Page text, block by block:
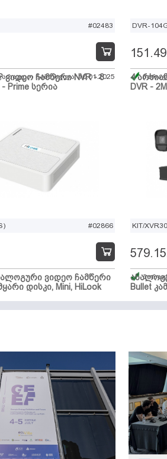
#02483
ვიდეო ჩამწერი NVR - 8
Prime სერია
ჩამოსვლა: 10.01.2025
DVR-
4
DVR -
151.49
#02866
ვიდეო ჩამწერი
დისკი, Mini, HiLook
KIT/
Bullet
579.15